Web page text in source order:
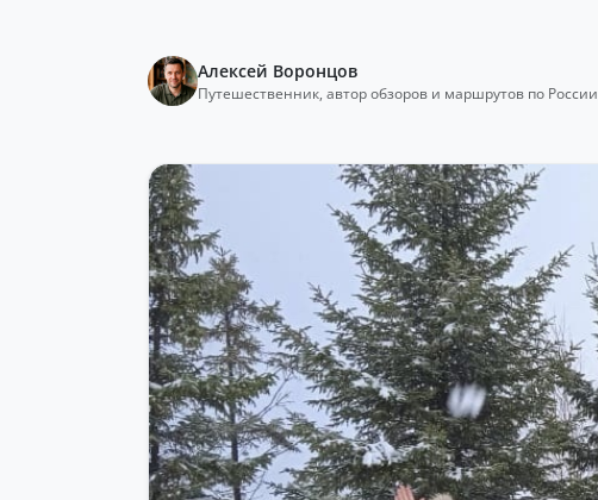
Алексей Воронцов
Путешественник, автор обзоров и маршрутов по России